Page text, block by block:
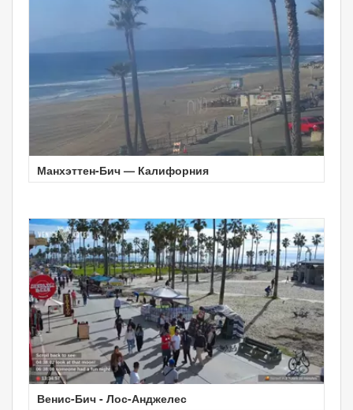
Манхэттен-Бич — Калифорния
Венис-Бич - Лос-Анджелес